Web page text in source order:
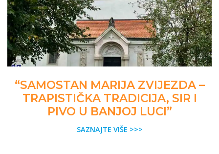
“SAMOSTAN MARIJA ZVIJEZDA –
TRAPISTIČKA TRADICIJA, SIR I
PIVO U BANJOJ LUCI”
SAZNAJTE VIŠE >>>